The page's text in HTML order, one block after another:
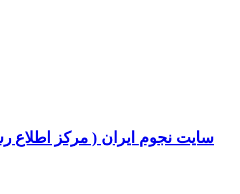
سایت نجوم ایران ( مرکز